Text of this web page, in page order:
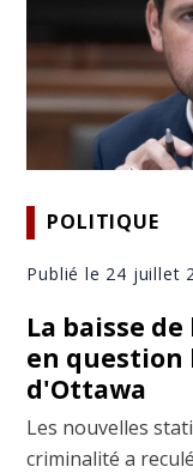
POLITIQUE
Publié le 24 juillet
La baisse
en question
d'Ottawa
Les nouvelles
criminalité a